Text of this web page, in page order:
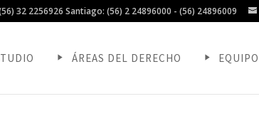
32 2256926 Santiago: (56) 2 24896000 - (56) 24896009
ÁREAS DEL DERECHO EQUIPO